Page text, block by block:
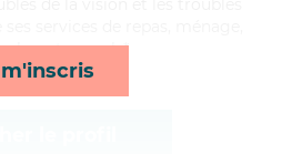
et rappels*